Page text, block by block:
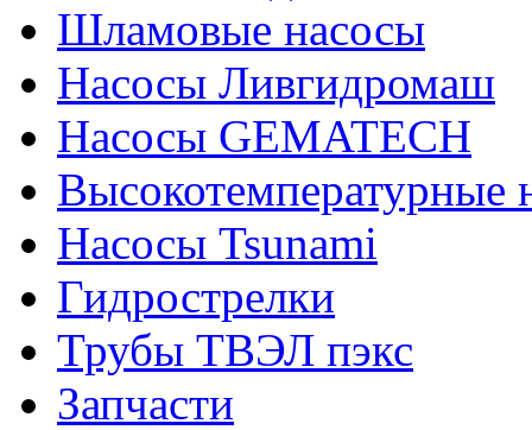
Шламовые насосы
Насосы Ливгидромаш
Насосы GEMATECH
Высокотемпературные
Насосы Tsunami
Гидрострелки
Трубы ТВЭЛ пэкс
Запчасти